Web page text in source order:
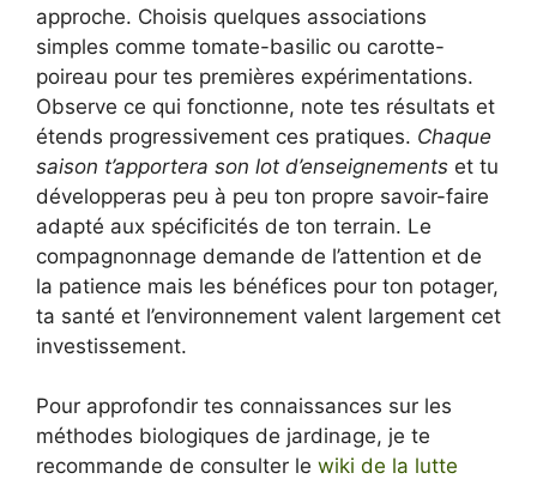
approche. Choisis quelques associations
simples comme tomate-basilic ou carotte-
poireau pour tes premières expérimentations.
Observe ce qui fonctionne, note tes résultats et
étends progressivement ces pratiques. Chaque
saison t’apportera son lot d’enseignements et tu
développeras peu à peu ton propre savoir-faire
adapté aux spécificités de ton terrain. Le
compagnonnage demande de l’attention et de
la patience mais les bénéfices pour ton potager,
ta santé et l’environnement valent largement cet
investissement.
Pour approfondir tes connaissances sur les
méthodes biologiques de jardinage, je te
recommande de consulter le wiki de la lutte